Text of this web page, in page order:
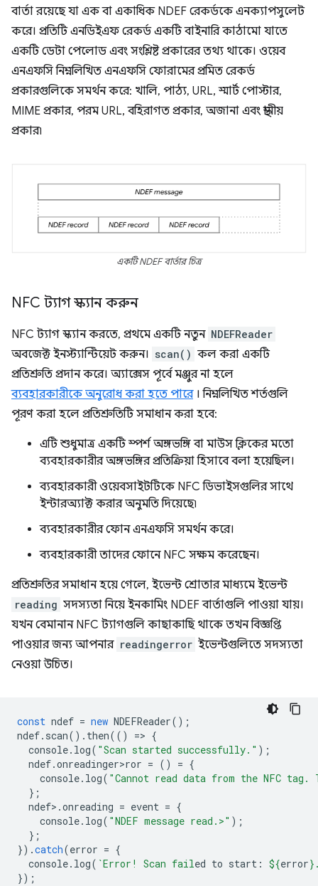
বার্তা রয়েছে যা এক বা একাধিক NDEF রেকর্ডকে এনক্যাপসুলেট
করে। প্রতিটি এনডিইএফ রেকর্ড একটি বাইনারি কাঠামো যাতে
একটি ডেটা পেলোড এবং সংশ্লিষ্ট প্রকারের তথ্য থাকে। ওয়েব
এনএফসি নিম্নলিখিত এনএফসি ফোরামের প্রমিত রেকর্ড
প্রকারগুলিকে সমর্থন করে: খালি, পাঠ্য, URL, স্মার্ট পোস্টার,
MIME প্রকার, পরম URL, বহিরাগত প্রকার, অজানা এবং স্থানীয়
প্রকার৷
একটি NDEF বার্তার চিত্র
NFC ট্যাগ স্ক্যান করুন
NFC ট্যাগ স্ক্যান করতে, প্রথমে একটি নতুন NDEFReader
অবজেক্ট ইনস্ট্যান্টিয়েট করুন। scan() কল করা একটি
প্রতিশ্রুতি প্রদান করে। অ্যাক্সেস পূর্বে মঞ্জুর না হলে
ব্যবহারকারীকে অনুরোধ করা হতে পারে। নিম্নলিখিত শর্তগুলি
পূরণ করা হলে প্রতিশ্রুতিটি সমাধান করা হবে:
এটি শুধুমাত্র একটি স্পর্শ অঙ্গভঙ্গি বা মাউস ক্লিকের মতো
ব্যবহারকারীর অঙ্গভঙ্গির প্রতিক্রিয়া হিসাবে বলা হয়েছিল।
ব্যবহারকারী ওয়েবসাইটটিকে NFC ডিভাইসগুলির সাথে
ইন্টারঅ্যাক্ট করার অনুমতি দিয়েছে৷
ব্যবহারকারীর ফোন এনএফসি সমর্থন করে।
ব্যবহারকারী তাদের ফোনে NFC সক্ষম করেছেন।
প্রতিশ্রুতির সমাধান হয়ে গেলে, ইভেন্ট শ্রোতার মাধ্যমে ইভেন্ট
reading সদস্যতা নিয়ে ইনকামিং NDEF বার্তাগুলি পাওয়া যায়।
যখন বেমানান NFC ট্যাগগুলি কাছাকাছি থাকে তখন বিজ্ঞপ্তি
পাওয়ার জন্য আপনার readingerror ইভেন্টগুলিতে সদস্যতা
নেওয়া উচিত।
const ndef = new NDEFReader();
ndef. scan(). then(() => {
console. log( "Scan started successfully." );
ndef.onreadinger>ror = () = {
console. log( "Cannot read data from the NFC tag.
};
ndef> .onreading = event = {
console. log( "NDEF message read.>" );
};
}).catch(error = {
console. log( `Error! Scan failed to start: ${error}
});